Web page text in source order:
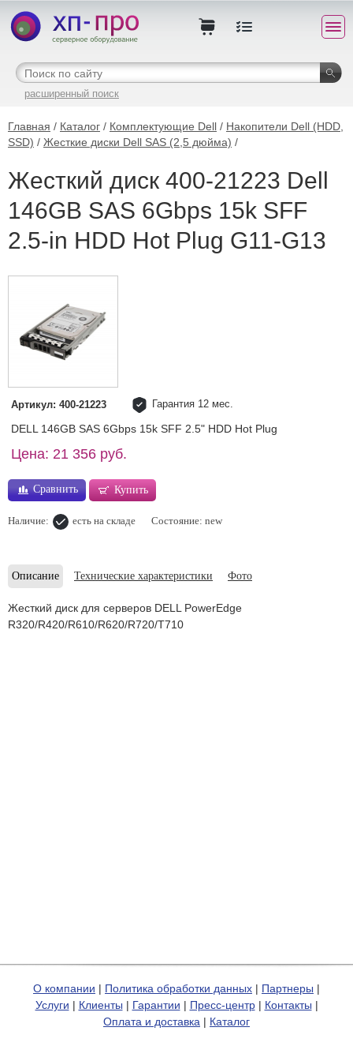
расширенный поиск
Главная / Каталог / Комплектующие Dell / Накопители Dell (HDD,
SSD) / Жесткие диски Dell SAS (2,5 дюйма) /
Жесткий диск 400-21223 Dell
146GB SAS 6Gbps 15k SFF
2.5-in HDD Hot Plug G11-G13
Артикул: 400-21223 Гарантия 12 мес.
DELL 146GB SAS 6Gbps 15k SFF 2.5" HDD Hot Plug
Цена: 21 356 руб.
Сравнить Купить
Наличие: есть на складе Состояние: new
Описание Технические характеристики Фото
Жесткий диск для серверов DELL PowerEdge
R320/R420/R610/R620/R720/T710
О компании | Политика обработки данных | Партнеры |
Услуги | Клиенты | Гарантии | Пресс-центр| Контакты |
Оплата и доставка | Каталог